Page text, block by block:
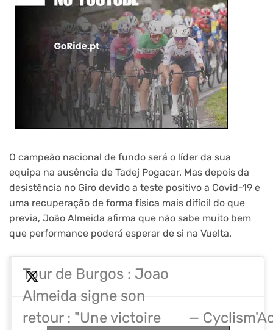
O campeão nacional de fundo será o líder da sua
equipa na ausência de Tadej Pogacar. Mas depois da
desistência no Giro devido a teste positivo a Covid-19 e
uma recuperação de forma física mais difícil do que
previa, João Almeida afirma que não sabe muito bem
que performance poderá esperar de si na Vuelta.
Tour de Burgos : Joao
Almeida signe son
retour : "Une victoire
—